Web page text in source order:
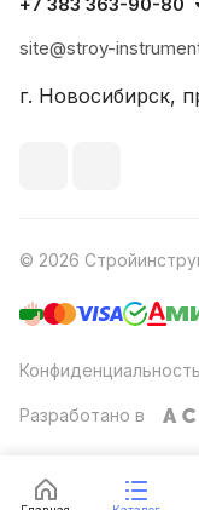
+7 383 363-90-80
site@stroy-
г. Новосибирск,
© 2026
Конфиденциальность
Разработано в